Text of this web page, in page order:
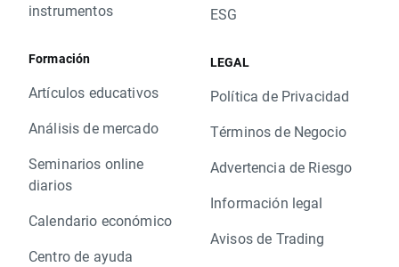
instrumentos
Formación
Artículos educativos
Análisis de mercado
Seminarios online
diarios
Calendario económico
Centro de ayuda
ESG
LEGAL
Política de Privacidad
Términos de Negocio
Advertencia de Riesgo
Información legal
Avisos de Trading